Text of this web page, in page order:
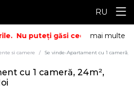
RU
Nu puteți găsi ceea ce căutați?
mai multe
si camere Se vinde-Apartament cu 1 cameră,
cu 1 cameră, 24m²,